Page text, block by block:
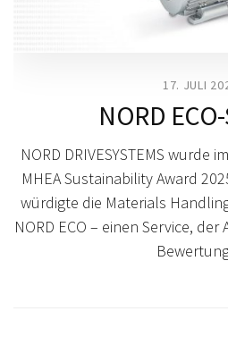
17. JULI
NORD
NORD DRIVESYSTEMS wurde
MHEA Sustainability Award
würdigte die Materials
NORD ECO – einen Service,